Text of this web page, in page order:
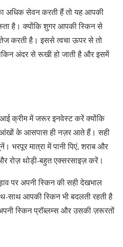
अधिक सेवन करती हैं तो यह आपकी
है। क्योंकि शुगर आपकी स्किन से
करती है। इससे त्वचा ऊपर से तो
अंदर से रूखी हो जाती है और इसमें
क्रीम में जरूर इनवेस्ट करें क्योंकि
के आसपास ही नज़र आते हैं। सही
भरपूर मात्रा में पानी पिएं, शराब और
थोड़ी-बहुत एक्सरसाइज़ करें।
पर अपनी स्किन की सही देखभाल
साथ आपकी स्किन भी बदलती रहती है
स्किन प्रॉब्लम्स और उसकी ज़रूरतों